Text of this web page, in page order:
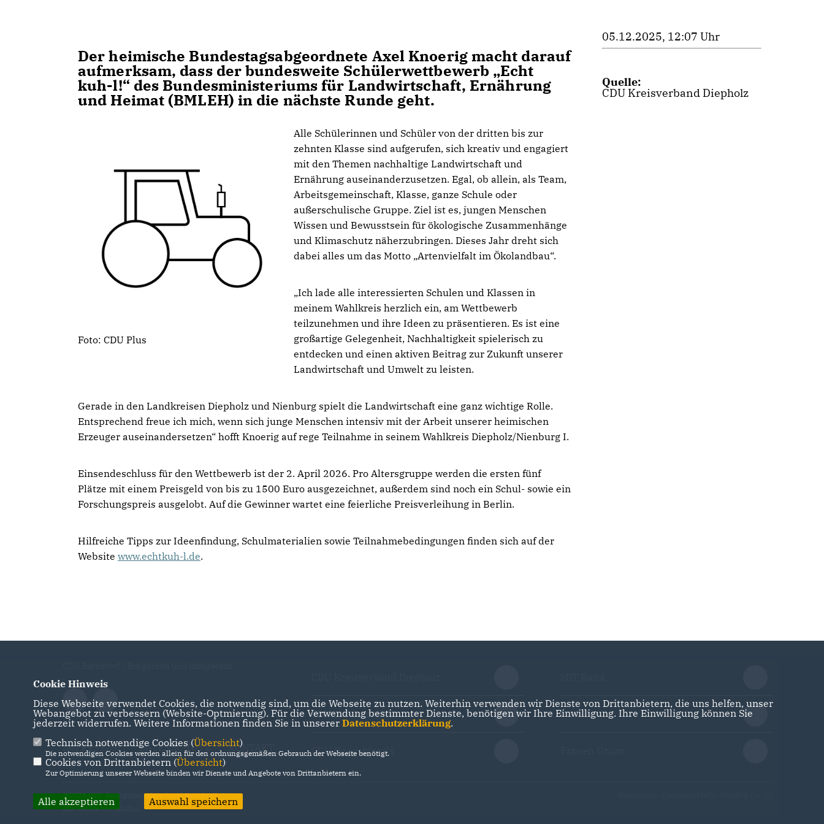
Der heimische Bundestagsabgeordnete Axel Knoerig macht darauf
aufmerksam, dass der bundesweite Schülerwettbewerb „Echt
kuh-l!“ des Bundesministeriums für Landwirtschaft, Ernährung
und Heimat (BMLEH) in die nächste Runde geht.
Foto: CDU Plus
Alle Schülerinnen und Schüler von der dritten bis zur
zehnten Klasse sind aufgerufen, sich kreativ und engagiert
mit den Themen nachhaltige Landwirtschaft und
Ernährung auseinanderzusetzen. Egal, ob allein, als Team,
Arbeitsgemeinschaft, Klasse, ganze Schule oder
außerschulische Gruppe. Ziel ist es, jungen Menschen
Wissen und Bewusstsein für ökologische Zusammenhänge
und Klimaschutz näherzubringen. Dieses Jahr dreht sich
dabei alles um das Motto „Artenvielfalt im Ökolandbau“.
Ich lade alle interessierten Schulen und Klassen in
meinem Wahlkreis herzlich ein, am Wettbewerb
teilzunehmen und ihre Ideen zu präsentieren. Es ist eine
großartige Gelegenheit, Nachhaltigkeit spielerisch zu
entdecken und einen aktiven Beitrag zur Zukunft unserer
Landwirtschaft und Umwelt zu leisten.
Gerade in den Landkreisen Diepholz und Nienburg spielt die Landwirtschaft eine ganz wichtige Rolle.
Entsprechend freue ich mich, wenn sich junge Menschen intensiv mit der Arbeit unserer heimischen
Erzeuger auseinandersetzen“ hofft Knoerig auf rege Teilnahme in seinem Wahlkreis Diepholz/Nienburg I.
Einsendeschluss für den Wettbewerb ist der 2. April 2026. Pro Altersgruppe werden die ersten fünf
Plätze mit einem Preisgeld von bis zu 1500 Euro ausgezeichnet, außerdem sind noch ein Schul- sowie ein
Forschungspreis ausgelobt. Auf die Gewinner wartet eine feierliche Preisverleihung in Berlin.
Hilfreiche Tipps zur Ideenfindung, Schulmaterialien sowie Teilnahmebedingungen finden sich auf der
Website www.echtkuh-l.de.
05.12.2025, 12:07 Uhr
Quelle:
CDU Kreisverband Diepholz
IMPRESSUM DATENSCHUTZ KONTAKT
CDU Niedersachsen
CDU Deuschlands
CDA Bund
@2026 CDU Samtgemeindeverband Barnstorf
Alle Rechte vorbehalten.
Cookie Hinweis
Diese Webseite verwendet Cookies, die notwendig sind, um die Webseite zu nutzen. Weiterhin verwenden wir Dienste von Drittanbietern, die uns helfen, unser
Webangebot zu verbessern (Website-Optmierung). Für die Verwendung bestimmter Dienste, benötigen wir Ihre Einwilligung. Ihre Einwilligung können Sie
jederzeit widerrufen. Weitere Informationen finden Sie in unserer Datenschutzerklärung.
Technisch notwendige Cookies (Übersicht)
Die notwendigen Cookies werden allein für den ordnungsgemäßen Gebrauch der Webseite benötigt.
Cookies von Drittanbietern (Übersicht)
Zur Optimierung unserer Webseite binden wir Dienste und Angebote von Drittanbietern ein.
Alle akzeptieren Auswahl speichern